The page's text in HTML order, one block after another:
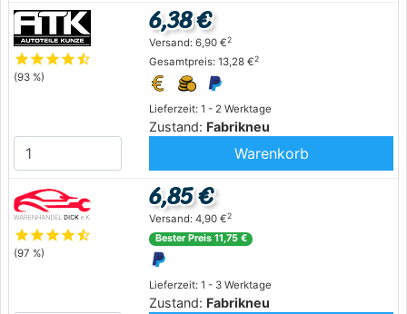
starstarstarstarstar_half
(93 %)
Lieferzeit: 1 - 2 Werktage
Zustand: Fabrikneu
6,38 €
Versand: 6,90 €2
Gesamtpreis: 13,28 €2
Warenkorb
starstarstarstarstar_half
(97 %)
Lieferzeit: 1 - 3 Werktage
Zustand: Fabrikneu
6,85 €
Versand: 4,90 €2
Bester Preis 11,75 €